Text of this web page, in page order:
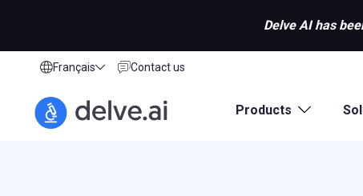
Delve AI has
Français Contact us
Products